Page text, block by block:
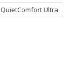
QuietComfort Ultra